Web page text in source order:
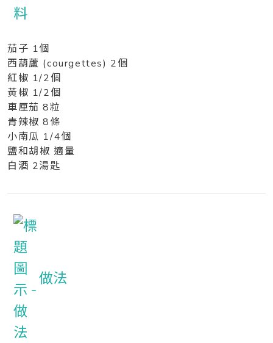
茄子 1個
西葫蘆 (courgettes) 2個
紅椒 1/2個
黃椒 1/2個
車厘茄 8粒
青辣椒 8條
小南瓜 1/4個
鹽和胡椒 適量
白酒 2湯匙
做法